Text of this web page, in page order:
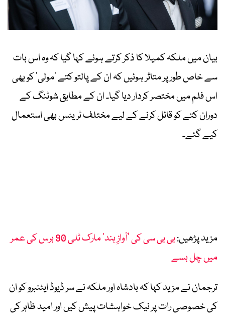
بیان میں ملکہ کمیلا کا ذکر کرتے ہوئے کہا گیا کہ وہ اس بات
سے خاص طور پر متاثر ہوئیں کہ ان کے پالتو کتے ’مولی‘ کو بھی
اس فلم میں مختصر کردار دیا گیا۔ ان کے مطابق شوٹنگ کے
دوران کتے کو قائل کرنے کے لیے مختلف ٹریٹس بھی استعمال
کیے گئے۔
مزید پڑھیں:
بی بی سی کی ’آوازِ ہند‘ مارک ٹلی 90 برس کی عمر
میں چل بسے
ترجمان نے مزید کہا کہ بادشاہ اور ملکہ نے سر ڈیوڈ ایٹنبرو کو ان
کی خصوصی رات پر نیک خواہشات پیش کیں اور امید ظاہر کی